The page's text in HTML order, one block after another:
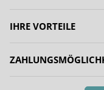
IHRE VORTEILE